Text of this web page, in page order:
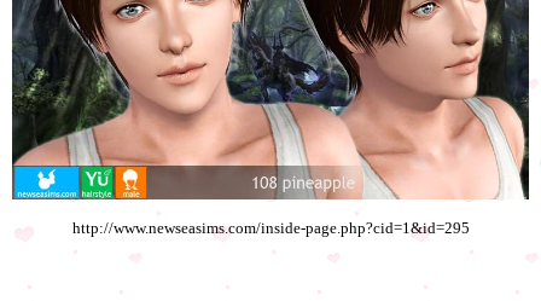
http://www.newseasims.com/inside-page.php?cid=1&id=295